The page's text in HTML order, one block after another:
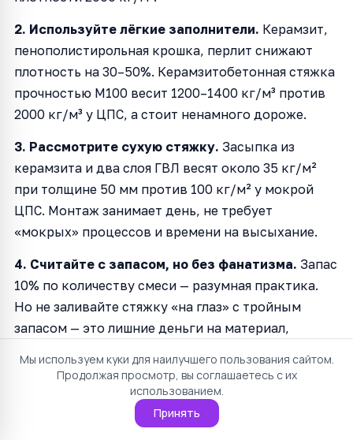
2. Используйте лёгкие заполнители. Керамзит,
пенополистирольная крошка, перлит снижают
плотность на 30–50%. Керамзитобетонная стяжка
прочностью М100 весит 1200–1400 кг/м³ против
2000 кг/м³ у ЦПС, а стоит ненамного дороже.
3. Рассмотрите сухую стяжку. Засыпка из
керамзита и два слоя ГВЛ весят около 35 кг/м²
при толщине 50 мм против 100 кг/м² у мокрой
ЦПС. Монтаж занимает день, не требует
«мокрых» процессов и времени на высыхание.
4. Считайте с запасом, но без фанатизма. Запас
10% по количеству смеси — разумная практика.
Но не заливайте стяжку «на глаз» с тройным
запасом — это лишние деньги на материал,
Доставка и подъём: скрытая статья
Мы используем куки для наилучшего пользования сайтом.
Продолжая просмотр, вы соглашаетесь с их
использованием.
Принять